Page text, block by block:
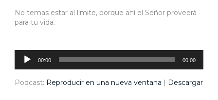
No temas estar al límite, porque ahí el Señor proveerá
para tu vida.
Reproductor
audio 00:00 00:00
Podcast: Reproducir en una nueva ventana | Descargar